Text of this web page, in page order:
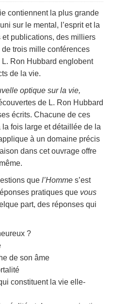
contiennent la plus grande
sur le mental, l’esprit et la
publications, des milliers
de trois mille conférences
Ron Hubbard englobent
de la vie.
optique sur la vie,
de L. Ron Hubbard
écrits. Chacune de ces
fois large et détaillée de la
à un domaine précis
dans cet ouvrage offre
que l’Homme s’est
pratiques que vous
part, des réponses qui
?
de son âme
constituent la vie elle-